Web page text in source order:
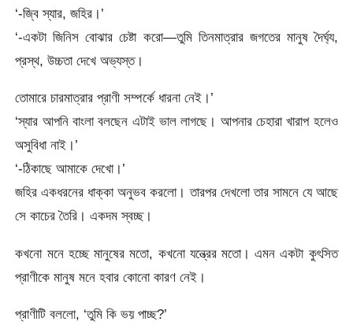
‘-জ্বি স্যার, জহির।’
‘-একটা জিনিস বোঝার চেষ্টা করো—তুমি তিনমাত্রার জগতের মানুষ দৈর্ঘ্য,
প্রস্থ, উচ্চতা দেখে অভ্যস্ত।
তোমারে চারমাত্রার প্রাণী সম্পর্কে ধারনা নেই।’
‘স্যার আপনি বাংলা বলছেন এটাই ভাল লাগছে। আপনার চেহারা খারাপ হলেও
অসুবিধা নাই।’
‘-ঠিকাছে আমাকে দেখো।’
জহির একধরনের ধাক্কা অনুভব করলো। তারপর দেখলো তার সামনে যে আছে
সে কাচের তৈরি। একদম স্বচ্ছ।
কখনো মনে হচ্ছে মানুষের মতো, কখনো যন্ত্রের মতো। এমন একটা কুৎসিত
প্রাণীকে মানুষ মনে হবার কোনো কারণ নেই।
প্রাণীটি বললো, ‘তুমি কি ভয় পাচ্ছ?’